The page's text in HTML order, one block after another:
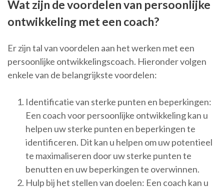
Wat zijn de voordelen van persoonlijke
ontwikkeling met een coach?
Er zijn tal van voordelen aan het werken met een
persoonlijke ontwikkelingscoach. Hieronder volgen
enkele van de belangrijkste voordelen:
Identificatie van sterke punten en beperkingen:
Een coach voor persoonlijke ontwikkeling kan u
helpen uw sterke punten en beperkingen te
identificeren. Dit kan u helpen om uw potentieel
te maximaliseren door uw sterke punten te
benutten en uw beperkingen te overwinnen.
Hulp bij het stellen van doelen: Een coach kan u